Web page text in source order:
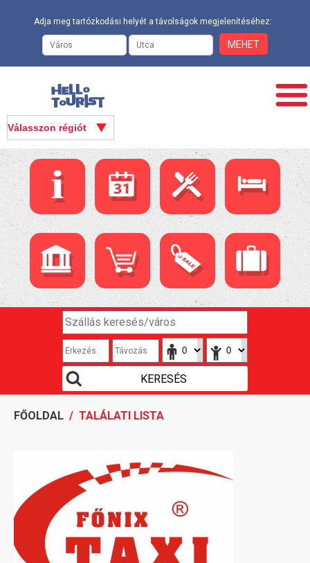
Adja meg tartózkodási helyét a távolságok megjelenítéséhez:
FŐOLDAL / TALÁLATI LISTA